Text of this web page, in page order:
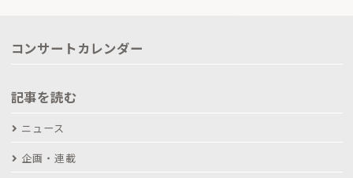
コンサートカレンダー
記事を読む
ニュース
企画・連載